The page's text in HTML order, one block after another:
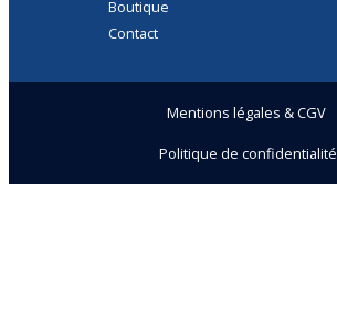
Boutique
Contact
Mentions légales & CGV
Politique de confidentialité